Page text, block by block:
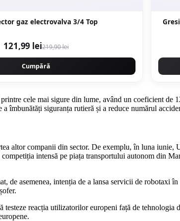
gaz electrovalva 3/4 Top
121,99 lei219,90 lei
Cumpără
cele mai sigure din lume, având un coeficient
îmbunătăți siguranța rutieră și a reduce numărul
altor companii din sector. De exemplu, în luna iunie,
intensă pe piața transportului autonom din
asemenea, intenția de a lansa servicii de robotaxi
reacția utilizatorilor europeni față de